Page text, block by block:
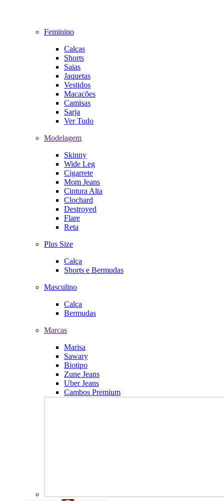
Feminino
Calças
Shorts
Saias
Jaquetas
Vestidos
Macacões
Camisas
Sarja
Ver Tudo
Modelagem
Skinny
Wide Leg
Cigarrete
Mom Jeans
Cintura Alta
Clochard
Destroyed
Flare
Reta
Plus Size
Calça
Shorts e Bermudas
Masculino
Calça
Bermudas
Marcas
Marisa
Sawary
Biotipo
Zune Jeans
Uber Jeans
Cambos Premium